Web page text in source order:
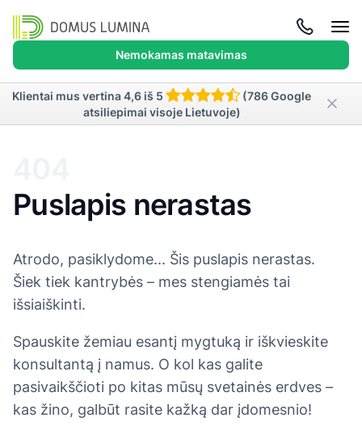
Nemokamas matavimas
Klientai mus vertina 4,6 iš 5
(786 Google
atsiliepimai visoje Lietuvoje)
Puslapis nerastas
Atrodo, pasiklydome... Šis puslapis nerastas.
Šiek tiek kantrybės – mes stengiamės tai
išsiaiškinti.
Spauskite žemiau esantį mygtuką ir iškvieskite
konsultantą į namus. O kol kas galite
pasivaikščioti po kitas mūsų svetainės erdves –
kas žino, galbūt rasite kažką dar įdomesnio!